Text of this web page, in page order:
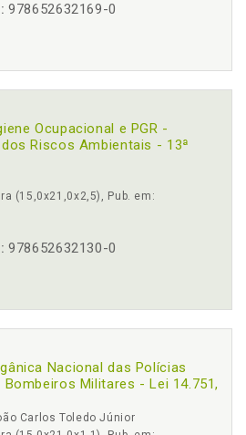
978652632169-0
Ocupacional e PGR -
Riscos Ambientais - 13ª
(15,0x21,0x2,5), Pub. em:
978652632130-0
Nacional das Polícias
Militares - Lei 14.751,
Carlos Toledo Júnior